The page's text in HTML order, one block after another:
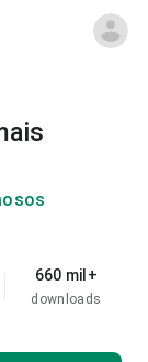
660 mil+
downloads